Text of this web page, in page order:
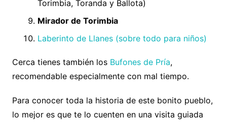
Torimbia, Toranda y Ballota)
Mirador de Torimbia
Laberinto de Llanes (sobre todo para niños)
Cerca tienes también los Bufones de Pría,
recomendable especialmente con mal tiempo.
Para conocer toda la historia de este bonito pueblo,
lo mejor es que te lo cuenten en una visita guiada